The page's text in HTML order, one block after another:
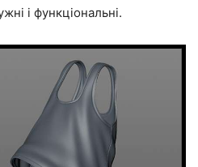
і функціональні.